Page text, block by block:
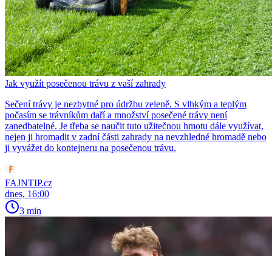
Jak využít posečenou trávu z vaší zahrady
Sečení trávy je nezbytné pro údržbu zeleně. S vlhkým a teplým
počasím se trávníkům daří a množství posečené trávy není
zanedbatelné. Je třeba se naučit tuto užitečnou hmotu dále využívat,
nejen ji hromadit v zadní části zahrady na nevzhledné hromadě nebo
ji vyvážet do kontejneru na posečenou trávu.
FAJNTIP.cz
dnes, 16:00
3 min